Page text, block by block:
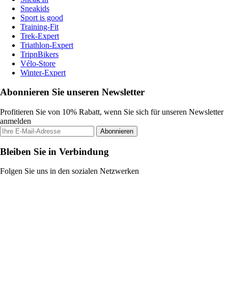
Sneakids
Sport is good
Training-Fit
Trek-Expert
Triathlon-Expert
TripnBikers
Vélo-Store
Winter-Expert
Abonnieren Sie unseren Newsletter
Profitieren Sie von 10% Rabatt, wenn Sie sich für unseren Newsletter
anmelden
Abonnieren
Bleiben Sie in Verbindung
Folgen Sie uns in den sozialen Netzwerken